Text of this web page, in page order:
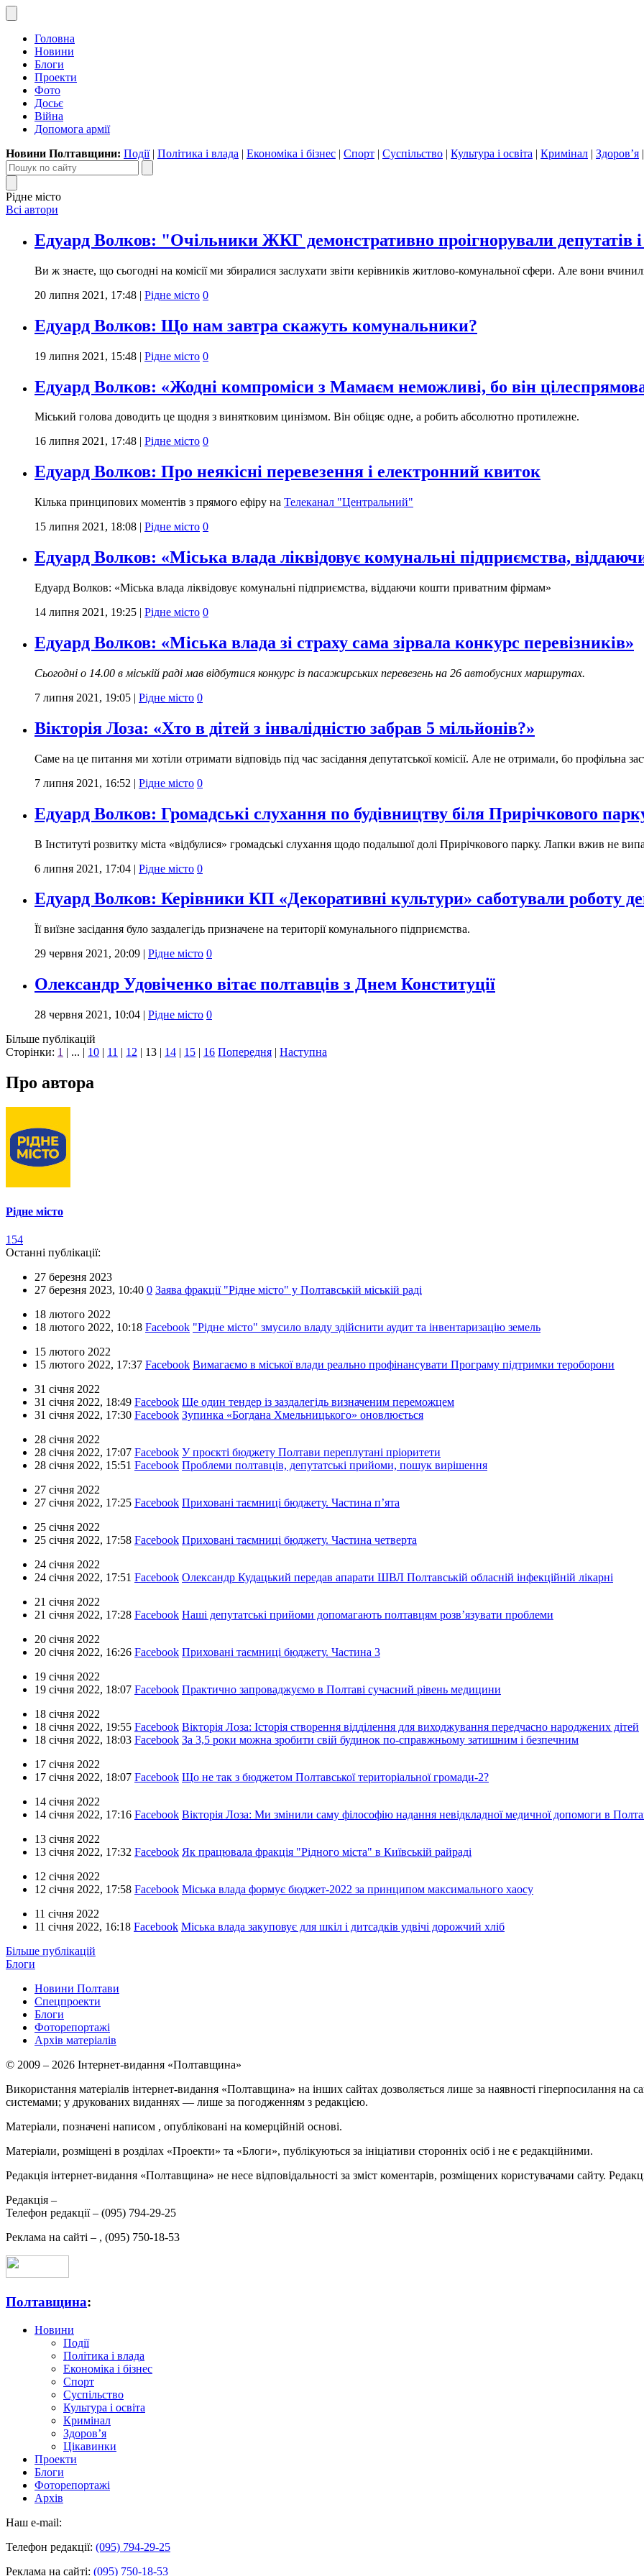
Головна
Новини
Блоги
Проекти
Фото
Досьє
Війна
Допомога армії
Новини Полтавщини: Події| Політика і влада | Економіка і бізнес | Спорт | Суспільство | Культура і освіта | Кримінал | Здоров’я
Рідне місто
Всі автори
Едуард Волков: "Очільники ЖКГ демонстративно проігнорували депутатів
Ви ж знаєте, що сьогодні на комісії ми збиралися заслухати звіти керівників житлово-комунальної сфери. Але вони
20 липня 2021, 17:48 | Рідне місто 0
Едуард Волков: Що нам завтра скажуть комунальники?
19 липня 2021, 15:48 | Рідне місто 0
Едуард Волков: «Жодні компроміси з Мамаєм неможливі, бо він
Міський голова доводить це щодня з винятковим цинізмом. Він обіцяє одне, а робить абсолютно протилежне.
16 липня 2021, 17:48 | Рідне місто 0
Едуард Волков: Про неякісні перевезення і електронний квиток
Кілька принципових моментів з прямого ефіру на Телеканал "Центральний"
15 липня 2021, 18:08 | Рідне місто 0
Едуард Волков: «Міська влада ліквідовує комунальні підприємства,
Едуард Волков: «Міська влада ліквідовує комунальні підприємства, віддаючи кошти приватним фірмам»
14 липня 2021, 19:25 | Рідне місто 0
Едуард Волков: «Міська влада зі страху сама зірвала конкурс перевізників»
Сьогодні о 14.00 в міській раді мав відбутися конкурс із пасажирських перевезень на 26 автобусних маршрутах.
7 липня 2021, 19:05 | Рідне місто 0
Вікторія Лоза: «Хто в дітей з інвалідністю забрав 5 мільйонів?»
Саме на це питання ми хотіли отримати відповідь під час засідання депутатської комісії. Але не отримали, бо профільна
7 липня 2021, 16:52 | Рідне місто 0
Едуард Волков: Громадські слухання по будівництву біля Прирічкового
В Інституті розвитку міста «відбулися» громадські слухання щодо подальшої долі Прирічкового парку. Лапки вжив не
6 липня 2021, 17:04 | Рідне місто 0
Едуард Волков: Керівники КП «Декоративні культури» саботували роботу
Її виїзне засідання було заздалегідь призначене на території комунального підприємства.
29 червня 2021, 20:09 | Рідне місто 0
Олександр Удовіченко вітає полтавців з Днем Конституції
28 червня 2021, 10:04 | Рідне місто 0
Більше публікацій
Сторінки: 1 | ... | 10 | 11 | 12 | 13 | 14 | 15 | 16 Попередня | Наступна
Про автора
Рідне місто
154
Останні публікації:
27 березня 2023
27 березня 2023, 10:40 0 Заява фракції "Рідне місто" у Полтавській міській раді
18 лютого 2022
18 лютого 2022, 10:18 Facebook "Рідне місто" змусило владу здійснити аудит та інвентаризацію земель
15 лютого 2022
15 лютого 2022, 17:37 Facebook Вимагаємо в міської влади реально профінансувати Програму підтримки тероборони
31 січня 2022
31 січня 2022, 18:49 Facebook Ще один тендер із заздалегідь визначеним переможцем
31 січня 2022, 17:30 Facebook Зупинка «Богдана Хмельницького» оновлюється
28 січня 2022
28 січня 2022, 17:07 Facebook У проєкті бюджету Полтави переплутані пріоритети
28 січня 2022, 15:51 Facebook Проблеми полтавців, депутатські прийоми, пошук вирішення
27 січня 2022
27 січня 2022, 17:25 Facebook Приховані таємниці бюджету. Частина п’ята
25 січня 2022
25 січня 2022, 17:58 Facebook Приховані таємниці бюджету. Частина четверта
24 січня 2022
24 січня 2022, 17:51 Facebook Олександр Кудацький передав апарати ШВЛ Полтавській обласній інфекційній лікарні
21 січня 2022
21 січня 2022, 17:28 Facebook Наші депутатські прийоми допомагають полтавцям розв’язувати проблеми
20 січня 2022
20 січня 2022, 16:26 Facebook Приховані таємниці бюджету. Частина 3
19 січня 2022
19 січня 2022, 18:07 Facebook Практично запроваджуємо в Полтаві сучасний рівень медицини
18 січня 2022
18 січня 2022, 19:55 Facebook Вікторія Лоза: Історія створення відділення для виходжування передчасно народжених дітей
18 січня 2022, 18:03 Facebook За 3,5 роки можна зробити свій будинок по-справжньому затишним і безпечним
17 січня 2022
17 січня 2022, 18:07 Facebook Що не так з бюджетом Полтавської територіальної громади-2?
14 січня 2022
14 січня 2022, 17:16 Facebook Вікторія Лоза: Ми змінили саму філософію надання невідкладної медичної допомоги в
13 січня 2022
13 січня 2022, 17:32 Facebook Як працювала фракція "Рідного міста" в Київській райраді
12 січня 2022
12 січня 2022, 17:58 Facebook Міська влада формує бюджет-2022 за принципом максимального хаосу
11 січня 2022
11 січня 2022, 16:18 Facebook Міська влада закуповує для шкіл і дитсадків удвічі дорожчий хліб
Більше публікацій
Блоги
Новини Полтави
Спецпроекти
Блоги
Фоторепортажі
Архів матеріалів
© 2009 – 2026 Інтернет-видання «Полтавщина»
Використання матеріалів інтернет-видання «Полтавщина» на інших сайтах дозволяється лише за наявності гіперпосилання на
системами; у друкованих виданнях — лише за погодженням з редакцією.
Матеріали, позначені написом , опубліковані на комерційній основі.
Матеріали, розміщені в розділах «Проекти» та «Блоги», публікуються за ініціативи сторонніх осіб і не є редакційними.
Редакція інтернет-видання «Полтавщина» не несе відповідальності за зміст коментарів, розміщених користувачами сайту.
Редакція –
Телефон редакції – (095) 794-29-25
Реклама на сайті – , (095) 750-18-53
Полтавщина:
Новини
Події
Політика і влада
Економіка і бізнес
Спорт
Суспільство
Культура і освіта
Кримінал
Здоров’я
Цікавинки
Проекти
Блоги
Фоторепортажі
Архів
Наш e-mail:
Телефон редакції: (095) 794-29-25
Реклама на сайті: (095) 750-18-53